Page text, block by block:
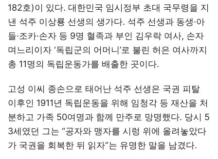
182호)이 있다. 대한민국 임시정부 초대 국무령을 지
낸 석주 이상룡 선생의 생가다. 석주 선생과 동생·아
들·조카·손자 등 9명 혈족과 부인 김우락 여사, 손자
며느리이자 ‘독립군의 어머니’로 불린 허은 여사까지
총 11명의 독립운동가를 배출한 곳이다.
고성 이씨 종손으로 태어난 석주 선생은 국권 피탈
이후인 1911년 독립운동을 위해 임청각 등 재산을 처
분하고 가족 50여명과 함께 만주로 망명했다. 당시 5
3세였던 그는 “공자와 맹자를 시렁 위에 올려놓았다
가 국권을 회복한 뒤 읽자”는 유명한 말을 남겼다.